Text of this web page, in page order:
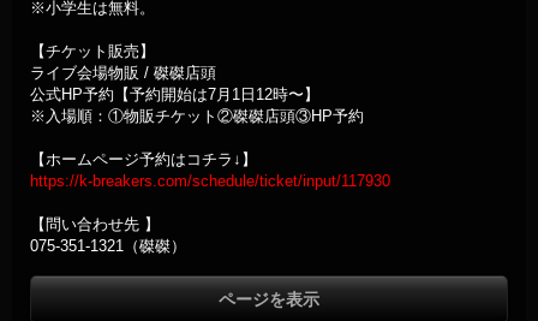
※小学生は無料。
【チケット販売】
ライブ会場物販 / 磔磔店頭
公式HP予約【予約開始は7月1日12時〜】
※入場順：①物販チケット②磔磔店頭③HP予約
【ホームページ予約はコチラ↓】
https://k-breakers.com/schedule/ticket/input/117930
【問い合わせ先 】
075-351-1321（磔磔）
ページを表示